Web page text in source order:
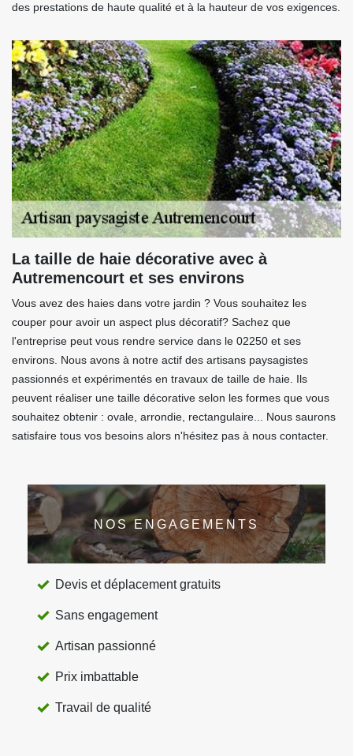
des prestations de haute qualité et à la hauteur de vos exigences.
La taille de haie décorative avec à
Autremencourt et ses environs
Vous avez des haies dans votre jardin ? Vous souhaitez les
couper pour avoir un aspect plus décoratif? Sachez que
l'entreprise peut vous rendre service dans le 02250 et ses
environs. Nous avons à notre actif des artisans paysagistes
passionnés et expérimentés en travaux de taille de haie. Ils
peuvent réaliser une taille décorative selon les formes que vous
souhaitez obtenir : ovale, arrondie, rectangulaire... Nous saurons
satisfaire tous vos besoins alors n'hésitez pas à nous contacter.
NOS ENGAGEMENTS
Devis et déplacement gratuits
Sans engagement
Artisan passionné
Prix imbattable
Travail de qualité